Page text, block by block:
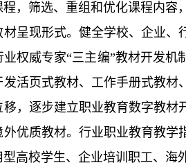
，筛选、重组和优化课程内容
现形式。健全学校、企业、
权威专家“三主编”教材开发
活页式教材、工作手册式教
，逐步建立职业教育数字教
优质教材。行业职业教育教
高校学生、企业培训职工、